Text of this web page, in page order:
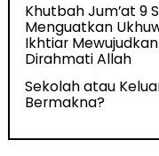
Khutbah Jum’at 9
Menguatkan
Ikhtiar
Dirahmati Allah
Sekolah atau
Bermakna?